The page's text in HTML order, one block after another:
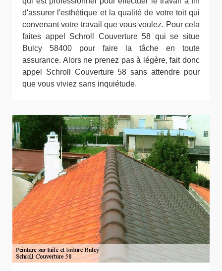
d'assurer l'esthétique et la qualité de votre toit qui
convenant votre travail que vous voulez. Pour cela
faites appel Schroll Couverture 58 qui se situe
Bulcy 58400 pour faire la tâche en toute
assurance. Alors ne prenez pas à légère, fait donc
appel Schroll Couverture 58 sans attendre pour
que vous viviez sans inquiétude.